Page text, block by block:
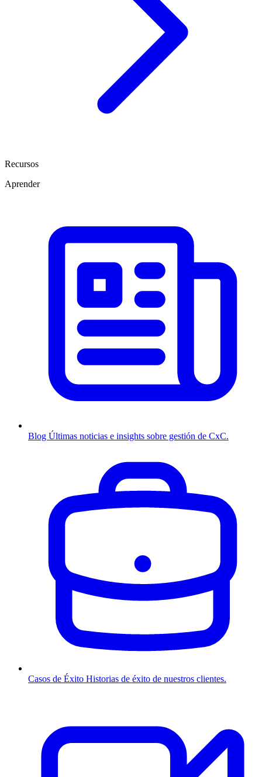
Recursos
Aprender
Blog Últimas noticias e insights sobre gestión de CxC.
Casos de Éxito Historias de éxito de nuestros clientes.